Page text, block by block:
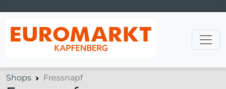
Hauptnavigation
Shops Fressnapf